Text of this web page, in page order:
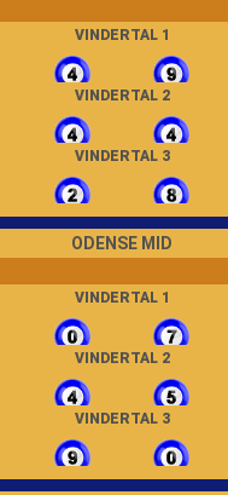
VINDERTAL 1
VINDERTAL 2
VINDERTAL 3
ODENSE MID
VINDERTAL 1
VINDERTAL 2
VINDERTAL 3